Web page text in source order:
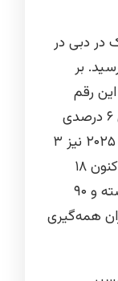
در دبی در
۱٬۵۸۲ درهم رسید. بر
رقم
نسبت به نیمه دوم سال ۲۰۲۴ رشدی ۶ درصدی
داشته و نسبت به سه‌ماهه اول سال ۲۰۲۵ نیز ۳
درصد افزایش یافته است. قیمت‌ها اکنون ۱۸
درصد بالاتر از سه‌ماهه اول سال گذشته و ۹۰
همه‌گیری